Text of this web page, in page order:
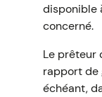
disponible
concerné.
Le prêteur
rapport de
échéant,